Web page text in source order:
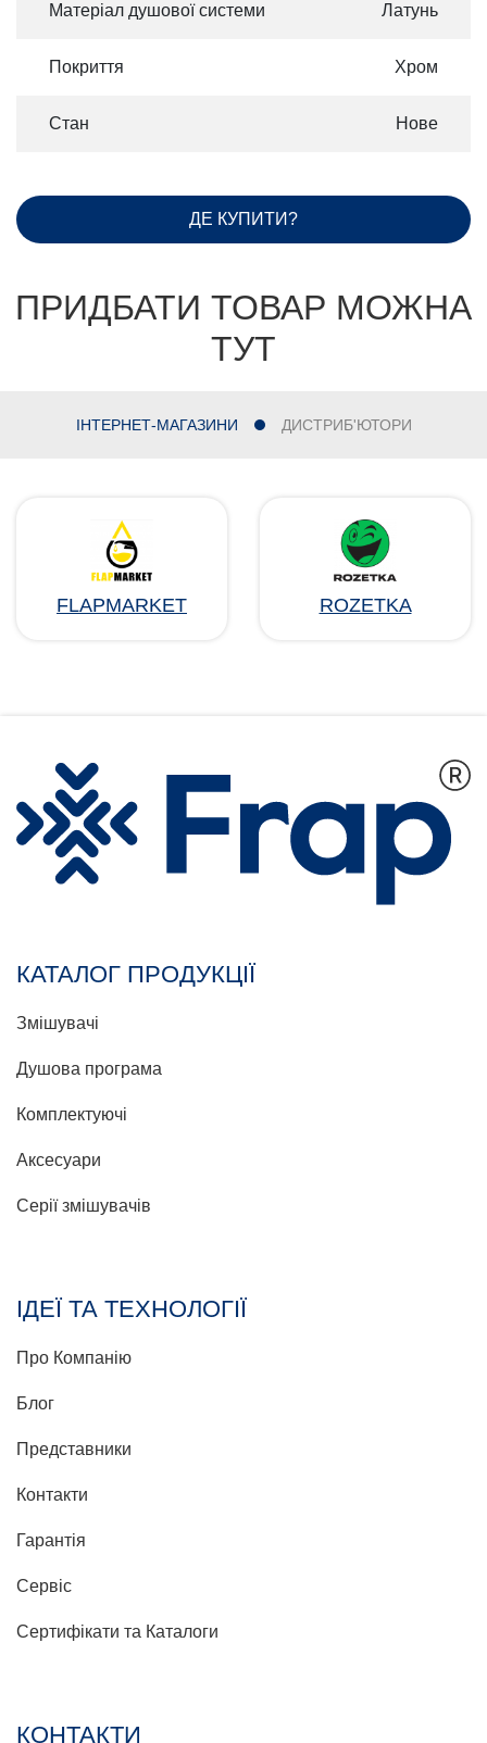
Матеріал душової системи Латунь
Покриття Хром
Стан Нове
ДЕ КУПИТИ?
ПРИДБАТИ ТОВАР МОЖНА
ТУТ
ІНТЕРНЕТ-МАГАЗИНИ ДИСТРИБ'ЮТОРИ
FLAPMARKET ROZETKA
КАТАЛОГ ПРОДУКЦІЇ
Змішувачі
Душова програма
Комплектуючі
Аксесуари
Серії змішувачів
ІДЕЇ ТА ТЕХНОЛОГІЇ
Про Компанію
Блог
Представники
Контакти
Гарантія
Сервіс
Сертифікати та Каталоги
КОНТАКТИ